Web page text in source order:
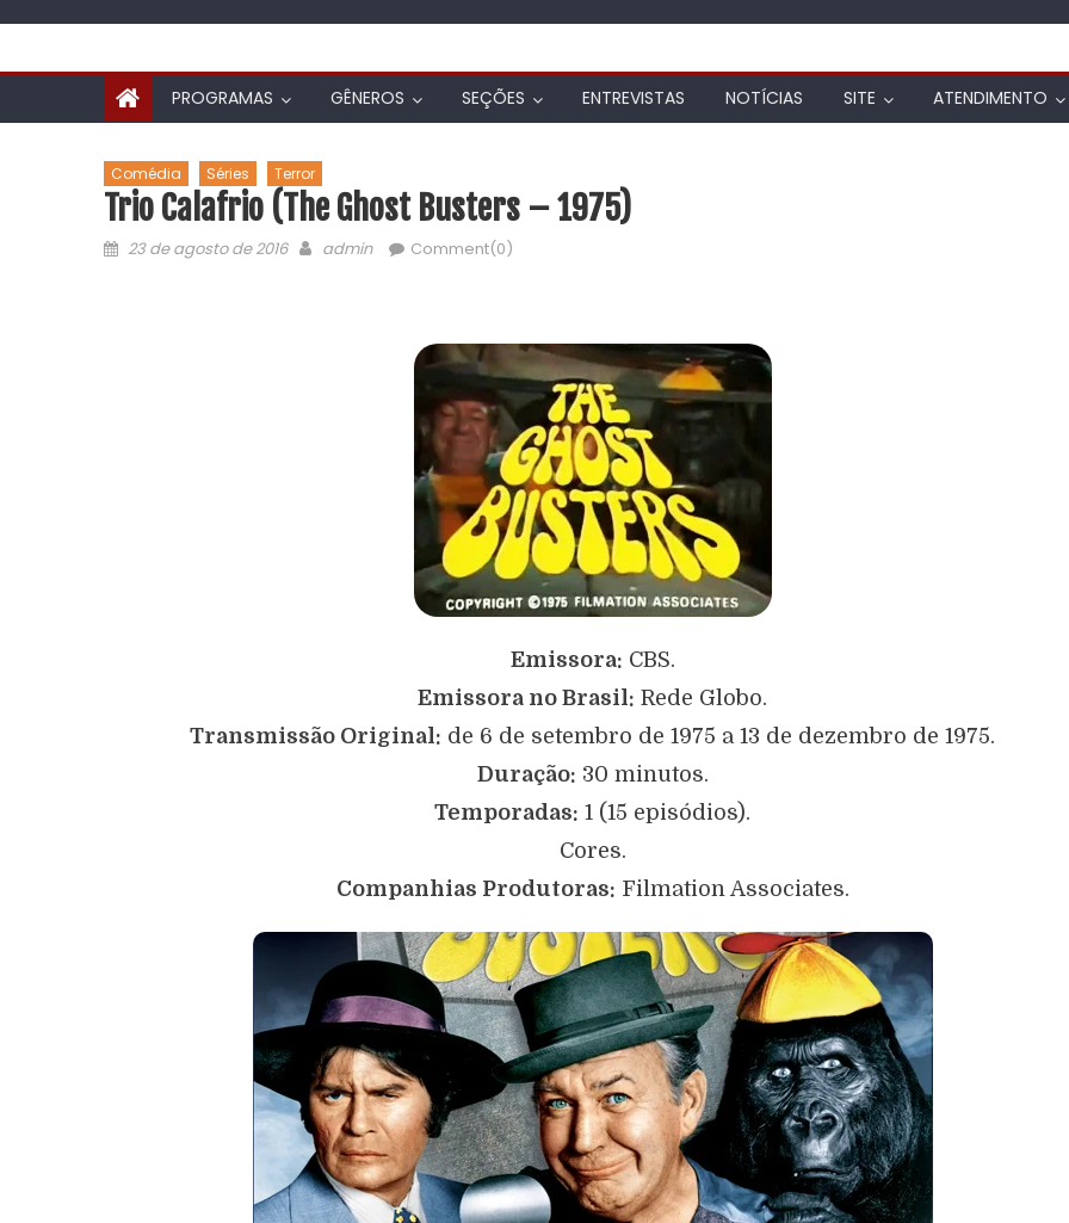
PROGRAMAS GÊNEROS SEÇÕES ENTREVISTAS NOTÍCIAS SITE ATENDIMENTO
Comédia Séries Terror
Trio Calafrio (The Ghost Busters – 1975)
23 de agosto de 2016 admin Comment(0)
Emissora: CBS.
Emissora no Brasil: Rede Globo.
Transmissão Original: de 6 de setembro de 1975 a 13 de dezembro de 1975.
Duração: 30 minutos.
Temporadas: 1 (15 episódios).
Cores.
Companhias Produtoras: Filmation Associates.